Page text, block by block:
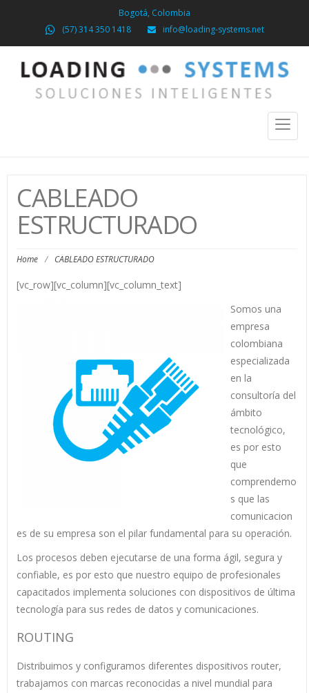
Bogotá, Colombia
(57) 314 350 1418
info@loading-systems.net
Toggle
CABLEADO
ESTRUCTURADO
Home / CABLEADO ESTRUCTURADO
[vc_row][vc_column][vc_column_text]
Somos una
empresa
colombiana
especializada
en la
consultoría del
ámbito
tecnológico,
es por esto
que
comprendemo
s que las
comunicacion
es de su empresa son el pilar fundamental para su operación.
Los procesos deben ejecutarse de una forma ágil, segura y
confiable, es por esto que nuestro equipo de profesionales
capacitados implementa soluciones con dispositivos de última
tecnología para sus redes de datos y comunicaciones.
ROUTING
Distribuimos y configuramos diferentes dispositivos router,
trabajamos con marcas reconocidas a nivel mundial para